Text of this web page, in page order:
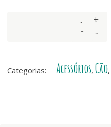
-
+
Categorias: Acessórios, Cão,